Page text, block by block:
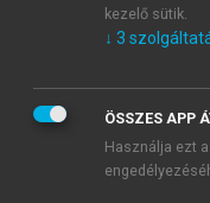
kezelő sütik.
↓ 3
ÖSSZES APP
Használja ezt